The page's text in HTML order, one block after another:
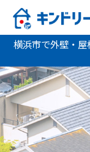
横浜市で外壁・